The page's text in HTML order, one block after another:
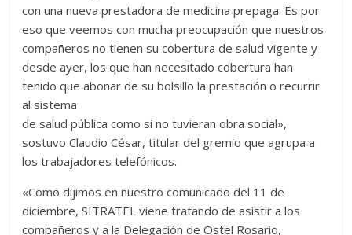
con una nueva prestadora de medicina prepaga. Es por
eso que veemos con mucha preocupación que nuestros
compañeros no tienen su cobertura de salud vigente y
desde ayer, los que han necesitado cobertura han
tenido que abonar de su bolsillo la prestación o recurrir
al sistema
de salud pública como si no tuvieran obra social»,
sostuvo Claudio César, titular del gremio que agrupa a
los trabajadores telefónicos.
«Como dijimos en nuestro comunicado del 11 de
diciembre, SITRATEL viene tratando de asistir a los
compañeros y a la Delegación de Ostel Rosario,